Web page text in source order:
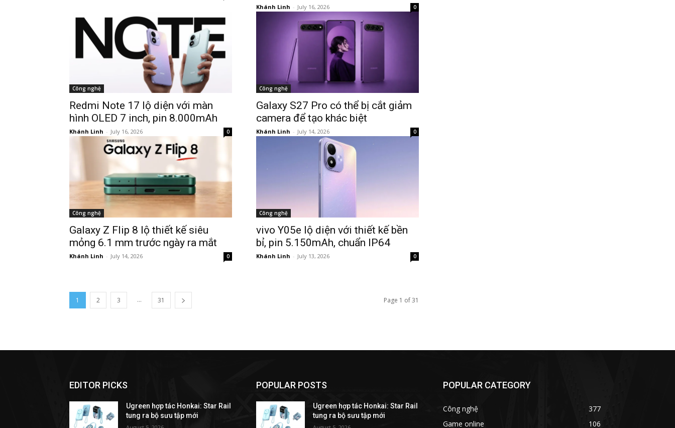
Khánh Linh - July 16, 2026 0
Công nghệ
Redmi Note 17 lộ diện với màn
hình OLED 7 inch, pin 8.000mAh
Khánh Linh - July 16, 2026 0
Công nghệ
Galaxy S27 Pro có thể bị cắt giảm
camera để tạo khác biệt
Khánh Linh - July 14, 2026 0
Công nghệ
Galaxy Z Flip 8 lộ thiết kế siêu
mỏng 6.1 mm trước ngày ra mắt
Khánh Linh - July 14, 2026 0
Công nghệ
vivo Y05e lộ diện với thiết kế bền
bỉ, pin 5.150mAh, chuẩn IP64
Khánh Linh - July 13, 2026 0
1 2 3 ... 31 Page 1 of 31
EDITOR PICKS
Ugreen hợp tác Honkai: Star Rail
tung ra bộ sưu tập mới
POPULAR POSTS
Ugreen hợp tác Honkai: Star Rail
tung ra bộ sưu tập mới
POPULAR CATEGORY
Công nghệ
377
Game online
106